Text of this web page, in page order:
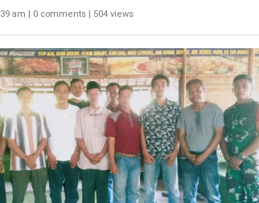
am | 0 comments | 504 views